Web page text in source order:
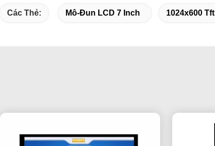
Các Thẻ: Mô-Đun LCD 7 Inch 1024x600